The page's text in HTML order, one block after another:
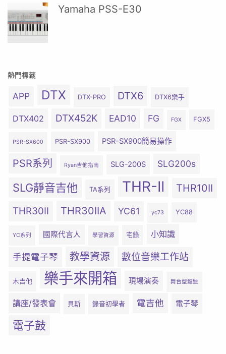
Yamaha PSS-E30
熱門標籤
APP DTX DTX-PRO DTX6 DTX6樂手
DTX402 DTX452K EAD10 FG FGX FGX5
PSR-SX600 PSR-SX900 PSR-SX900簡易操作
PSR系列 Ryan吉他指南 SLG-200S SLG200s
SLG靜音吉他 TA系列 THR-II THR10II
THR30II THR30IIA YC61 yc73 YC88
YC系列 國際代言人 學習資源 宅錄 小知識
手提電子琴 教學資源 數位音樂工作站
木吉他 樂手來開箱 現場演奏 舞台型鍵盤
講座/發表會 貝斯 錄音初學者 電吉他 電子琴
電子鼓